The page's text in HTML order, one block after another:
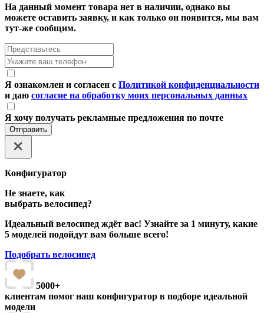
На данный момент товара нет в наличии, однако вы
можете оставить заявку, и как только он появится, мы вам
тут-же сообщим.
Я ознакомлен и согласен с Политикой конфиденциальности
и даю согласие на обработку моих персональных данных
Я хочу получать рекламные предложения по почте
Отправить
Конфигуратор
Не знаете, как
выбрать велосипед?
Идеальный велосипед ждёт вас! Узнайте за 1 минуту, какие
5 моделей подойдут вам больше всего!
Подобрать велосипед
5000+
клиентам помог наш конфигуратор в подборе идеальной
модели